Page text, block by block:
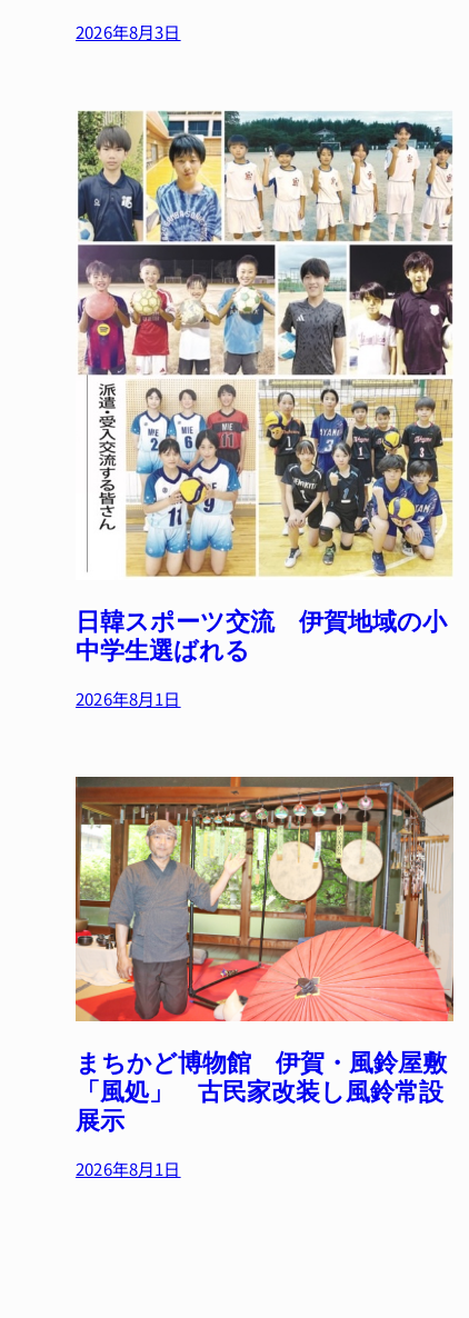
2026年8月3日
日韓スポーツ交流 伊賀地域の小
中学生選ばれる
2026年8月1日
まちかど博物館 伊賀・風鈴屋敷
「風処」 古民家改装し風鈴常設
展示
2026年8月1日